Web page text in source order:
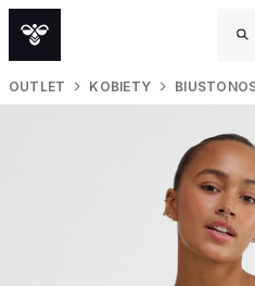
OUTLET KOBIETY